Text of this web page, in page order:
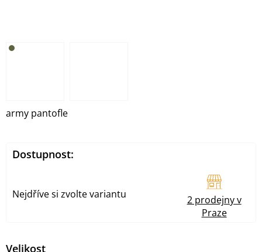
Velikost
army pantofle
Dostupnost:
Nejdříve si zvolte variantu
2 prodejny v
Praze